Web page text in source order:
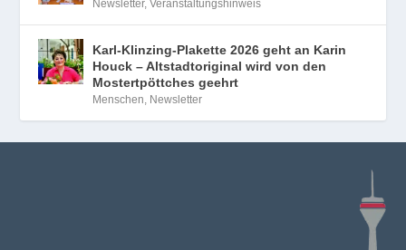
Newsletter,Veranstaltungshinweis
Karl-Klinzing-Plakette 2026 geht an Karin
Houck – Altstadtoriginal wird von den
Mostertpöttches geehrt
Menschen, Newsletter